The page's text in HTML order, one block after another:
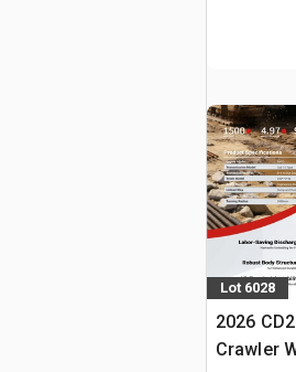
Lot 6028
2026
Crawler